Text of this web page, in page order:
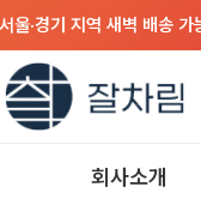
울·경기 지역 새벽 배송 가
회사소개